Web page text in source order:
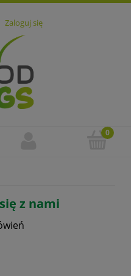
Zaloguj się
z nami